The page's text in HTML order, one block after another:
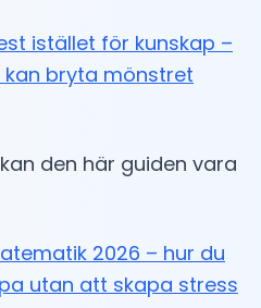
istället för kunskap –
bryta mönstret
den här guiden vara
2026 – hur du
utan att skapa stress